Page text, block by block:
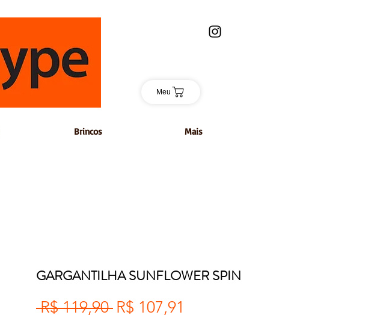
Meu
Brincos Mais
GARGANTILHA SUNFLOWER SPIN
R$ 119,90 Preço
R$ 107,91